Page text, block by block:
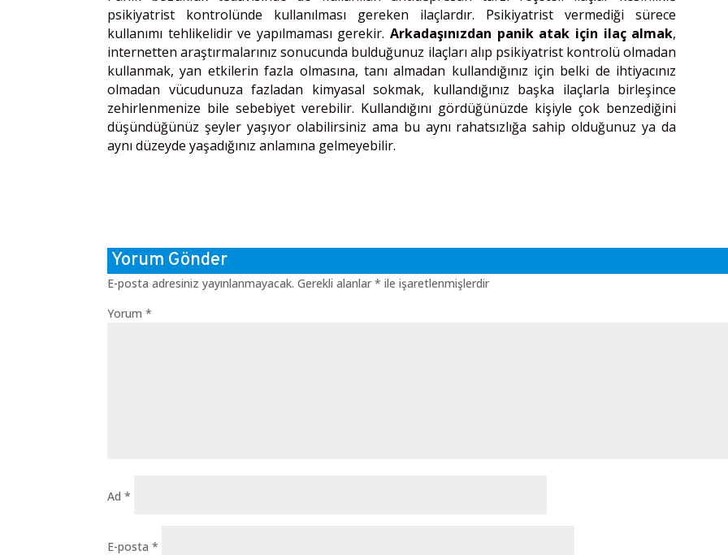
psikiyatrist kontrolünde kullanılması gereken ilaçlardır. Psikiyatrist vermediği sürece
kullanımı tehlikelidir ve yapılmaması gerekir.Arkadaşınızdan panik atak için ilaç almak,
internetten araştırmalarınız sonucunda bulduğunuz ilaçları alıp psikiyatrist kontrolü olmadan
kullanmak, yan etkilerin fazla olmasına, tanı almadan kullandığınız için belki de ihtiyacınız
olmadan vücudunuza fazladan kimyasal sokmak, kullandığınız başka ilaçlarla birleşince
zehirlenmenize bile sebebiyet verebilir. Kullandığını gördüğünüzde kişiyle çok benzediğini
düşündüğünüz şeyler yaşıyor olabilirsiniz ama bu aynı rahatsızlığa sahip olduğunuz ya da
aynı düzeyde yaşadığınız anlamına gelmeyebilir.
Yorum Gönder
E-posta adresiniz yayınlanmayacak. Gerekli alanlar * ile işaretlenmişlerdir
Yorum *
Ad *
E-posta *